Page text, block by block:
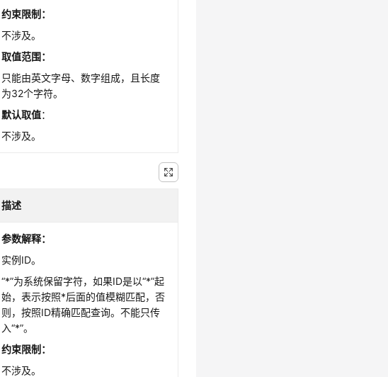
约束限制：
不涉及。
取值范围：
只能由英文字母、数字组成，且长度
为32个字符。
默认取值：
不涉及。
描述
参数解释：
实例ID。
“*”为系统保留字符，如果ID是以“*”起
始，表示按照*后面的值模糊匹配，否
则，按照ID精确匹配查询。不能只传
入“*”。
约束限制：
不涉及。